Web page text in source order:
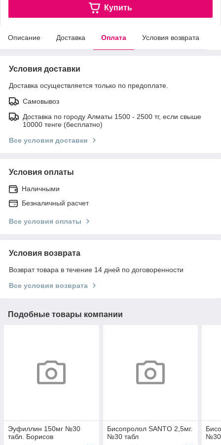
Купить
Описание Доставка Оплата Условия возврата
Условия доставки
Доставка осуществляется только по предоплате.
Самовывоз
Доставка по городу Алматы 1500 - 2500 тг, если свыше
10000 тенге (бесплатно)
Все условия доставки
Условия оплаты
Наличными
Безналичный расчет
Все условия оплаты
Условия возврата
Возврат товара в течение 14 дней по договоренности
Все условия возврата
Подобные товары компании
Эуфиллин 150мг №30
табл. Борисов
Бисопролол SANTO 2,5мг.
№30 табл
№30